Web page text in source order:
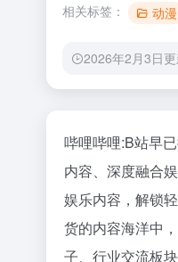
相关标签： 动漫
2026年2月3日
哔哩哔哩:B站早
内容、深度融合
娱乐内容，解锁
货的内容海洋中
子、行业交流板